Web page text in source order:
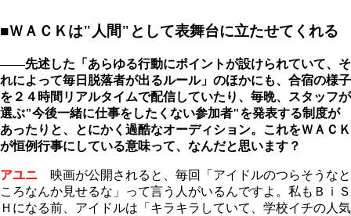
■ＷＡＣＫは"人間"として表舞台に立たせてくれる
――先述した「あらゆる行動にポイントが設けられていて、そ
れによって毎日脱落者が出るルール」のほかにも、合宿の様子
を２４時間リアルタイムで配信していたり、毎晩、スタッフが
選ぶ"今後一緒に仕事をしたくない参加者"を発表する制度が
あったりと、とにかく過酷なオーディション。これをＷＡＣＫ
が恒例行事にしている意味って、なんだと思います？
アユニ 映画が公開されると、毎回「アイドルのつらそうなと
ころなんか見せるな」って言う人がいるんですよ。私もＢｉＳ
Ｈになる前、アイドルは「キラキラしていて、学校イチの人気